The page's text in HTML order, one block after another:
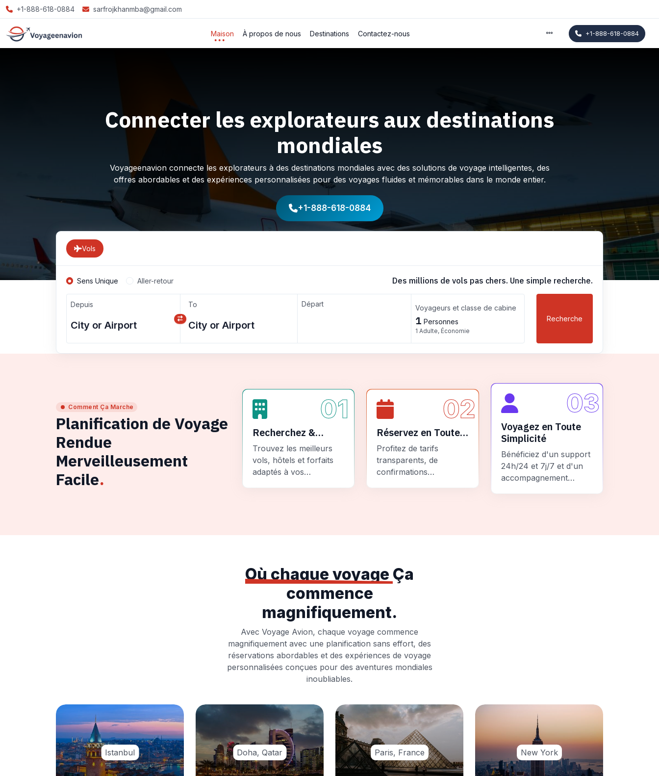
+1-888-618-0884 sarfrojkhanmba@gmail.com
Maison À propos de nous Destinations Contactez-nous +1-888-618-0884
Connecter les explorateurs aux destinations
mondiales
Voyageenavion connecte les explorateurs à des destinations mondiales avec des solutions de voyage intelligentes, des
offres abordables et des expériences personnalisées pour des voyages fluides et mémorables dans le monde entier.
+1-888-618-0884
Vols
Sens Unique Aller-retour Des millions de vols pas chers. Une simple recherche.
Depuis To Départ Voyageurs et classe de cabine
1 Personnes
1 Adulte, Économie
Recherche
Comment Ça Marche
Planification de Voyage
Rendue
Merveilleusement
Facile.
01
Recherchez &
Comparez
Trouvez les meilleurs
vols, hôtels et forfaits
adaptés à vos
02
Réservez en Toute
Sécurité
Profitez de tarifs
transparents, de
confirmations
03
Voyagez en Toute
Simplicité
Bénéficiez d'un support
24h/24 et 7j/7 et d'un
accompagnement
Où chaque voyage Ça
commence
magnifiquement.
Avec Voyage Avion, chaque voyage commence
magnifiquement avec une planification sans effort, des
réservations abordables et des expériences de voyage
personnalisées conçues pour des aventures mondiales
inoubliables.
Istanbul Doha, Qatar Paris, France New York